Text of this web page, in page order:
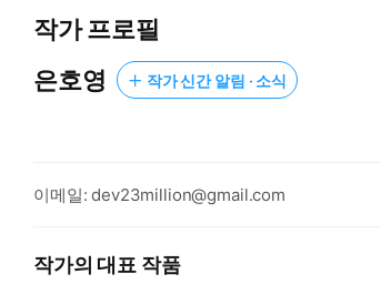
“아차 실수하면 선을 넘을 것 같거든요. 아예
작가 프로필
은호영
작가 신간 알림 · 소식
이메일: dev23million@gmail.com
작가의 대표 작품